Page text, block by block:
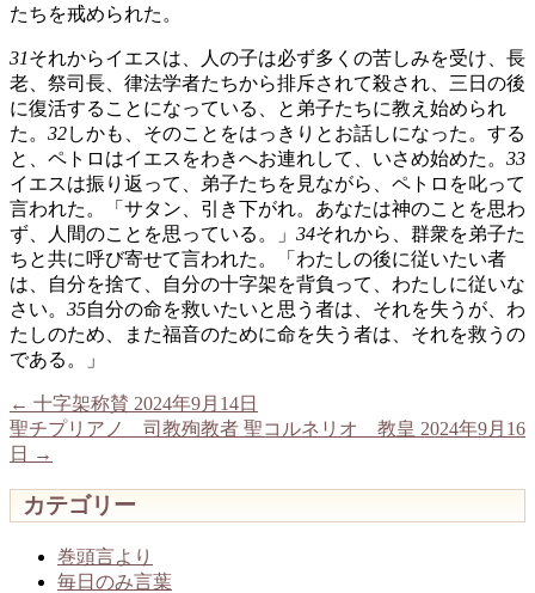
たちを戒められた。
31それからイエスは、人の子は必ず多くの苦しみを受け、長
老、祭司長、律法学者たちから排斥されて殺され、三日の後
に復活することになっている、と弟子たちに教え始められ
た。 32しかも、そのことをはっきりとお話しになった。する
と、ペトロはイエスをわきへお連れして、いさめ始めた。 33
イエスは振り返って、弟子たちを見ながら、ペトロを叱って
言われた。「サタン、引き下がれ。あなたは神のことを思わ
ず、人間のことを思っている。」 34それから、群衆を弟子た
ちと共に呼び寄せて言われた。「わたしの後に従いたい者
は、自分を捨て、自分の十字架を背負って、わたしに従いな
さい。 35自分の命を救いたいと思う者は、それを失うが、わ
たしのため、また福音のために命を失う者は、それを救うの
である。」
← 十字架称賛 2024年9月14日
聖チプリアノ 司教殉教者 聖コルネリオ 教皇 2024年9月16
日
→
カテゴリー
巻頭言より
毎日のみ言葉